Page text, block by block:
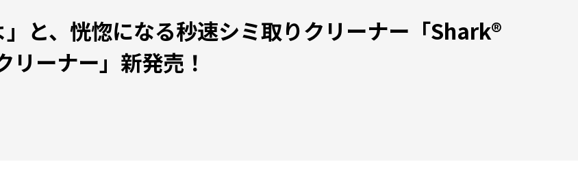
と、恍惚になる秒速シミ取りクリーナー「Shark®
ーナー」新発売！